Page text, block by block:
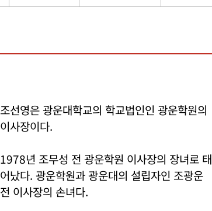
조선영은 광운대학교의 학교법인인 광운학원의
이사장이다.
1978년 조무성 전 광운학원 이사장의 장녀로 태
어났다. 광운학원과 광운대의 설립자인 조광운
전 이사장의 손녀다.